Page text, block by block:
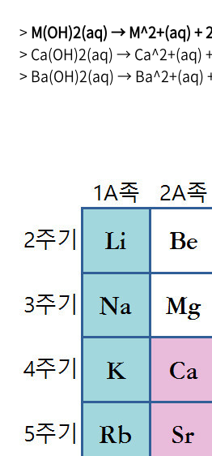
>M(OH)2(aq) → M^2+(aq) +
> Ca(OH)2(aq) → Ca^2+(aq)
> Ba(OH)2(aq) → Ba^2+(aq)